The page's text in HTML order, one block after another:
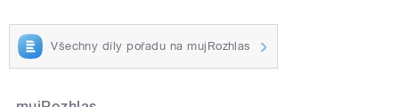
Všechny díly pořadu na mujRozhlas